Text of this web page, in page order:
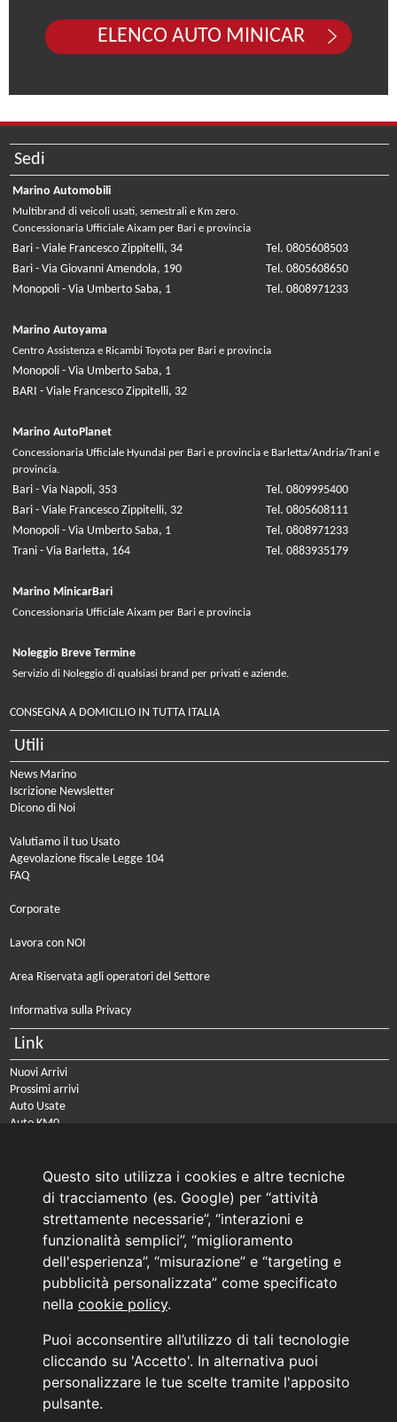
Questo sito utilizza i cookies e altre tecniche
di tracciamento (es. Google) per “attività
strettamente necessarie”, “interazioni e
funzionalità semplici”, “miglioramento
dell'esperienza”, “misurazione” e “targeting e
pubblicità personalizzata” come specificato
nella cookie policy.
Puoi acconsentire all’utilizzo di tali tecnologie
cliccando su 'Accetto'. In alternativa puoi
personalizzare le tue scelte tramite l'apposito
pulsante.
ELENCO AUTO MINICAR
Sedi
Marino Automobili
Multibrand di veicoli usati, semestrali e Km zero.
Concessionaria Ufficiale Aixam per Bari e provincia
Bari - Viale Francesco Zippitelli, 34
Tel. 0805608503
Bari - Via Giovanni Amendola, 190
Tel. 0805608650
Monopoli - Via Umberto Saba, 1
Tel. 0808971233
Marino Autoyama
Centro Assistenza e Ricambi Toyota per Bari e provincia
Monopoli - Via Umberto Saba, 1
BARI - Viale Francesco Zippitelli, 32
Marino AutoPlanet
Concessionaria Ufficiale Hyundai per Bari e provincia e Barletta/Andria/Trani e
provincia.
Bari - Via Napoli, 353
Tel. 0809995400
Bari - Viale Francesco Zippitelli, 32
Tel. 0805608111
Monopoli - Via Umberto Saba, 1
Tel. 0808971233
Trani - Via Barletta, 164
Tel. 0883935179
Marino MinicarBari
Concessionaria Ufficiale Aixam per Bari e provincia
Noleggio Breve Termine
Servizio di Noleggio di qualsiasi brand per privati e aziende.
CONSEGNA A DOMICILIO IN TUTTA ITALIA
Utili
News Marino
Iscrizione Newsletter
Dicono di Noi
Valutiamo il tuo Usato
Agevolazione fiscale Legge 104
FAQ
Corporate
Lavora con NOI
Area Riservata agli operatori del Settore
Informativa sulla Privacy
Link
Nuovi Arrivi
Prossimi arrivi
Auto Usate
Auto KM0
PRENOTA IL TUO INTERVENTO DI OFFICINA
PRENOTA LA REVISIONE DELLA TUA AUTO
Consulente Online Usato: 0805608980
Consulente Online Hyundai: 0805608985
AUTO PLANET BARI SRL | BARI, via Zippitelli 32-34 - CAP 70132 | P.I. 05126720720
Generata in 0,078 secondi | 216.73.216.101
INFORMATIVA AI SENSI DELL'ART. 79 DEL REG. IVASS n° 40/2018